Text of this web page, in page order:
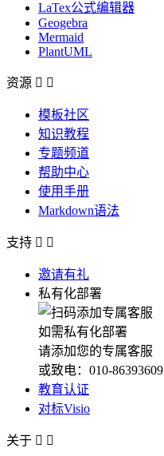
LaTex公式编辑器
Geogebra
Mermaid
PlantUML
资源  
模板社区
知识教程
专题频道
帮助中心
使用手册
Markdown语法
支持  
邀请有礼
私有化部署
如需私有化部署
请添加您的专属客服
或致电：010-86393609
教育认证
对标Visio
关于  